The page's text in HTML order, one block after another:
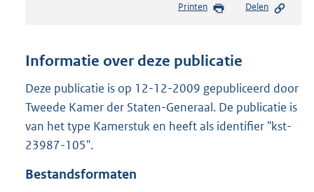
s
n
s
r
o
Printen Delen
Informatie over deze publicatie
Deze publicatie is op 12-12-2009 gepubliceerd door
Tweede Kamer der Staten-Generaal. De publicatie is
van het type Kamerstuk en heeft als identifier "kst-
23987-105".
Bestandsformaten